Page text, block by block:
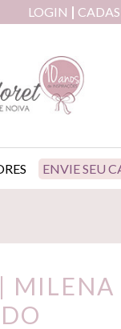
LOGIN
ENVIE SEU
MILENA